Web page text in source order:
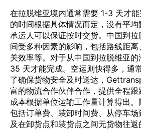
在拉脱维亚境内通常需要 1-3 天才
的时间根据具体情况而定，没有平
承运人可以保证按时交货。中国到
间受多种因素的影响，包括路线距
关效率等。对于从中国到拉脱维亚
35 天才能完成。空运则快得多，通
了确保货物安全及时送达，
富的物流合作伙伴合作，提供全程
成本根据单位运输工作量计算得出
包括订单费、装卸时间费、从停车
及在卸货点和装货点之间无货物往